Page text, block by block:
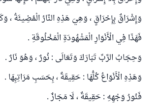
وَإِشْرَاقٌ بِإِحْرَاقٍ ، وَهِيَ هَذِهِ النَّارُ الْمُضِيئَةُ ،
فَهَذَا فِي الْأَنْوَارِ الْمَشْهُودَةِ الْمَخْلُوقَةِ .
وَحِجَابُ الرَّبِّ تَبَارَكَ وَتَعَالَى : نُورٌ ، وَهُوَ نَارٌ .
وَهَذِهِ الْأَنْوَاعُ كُلُّهَا : حَقِيقَةٌ ، بِحَسَبِ مَرَاتِبِهَا .
فَنُورُ وَجْهِهِ : حَقِيقَةٌ ، لَا مَجَازٌ .